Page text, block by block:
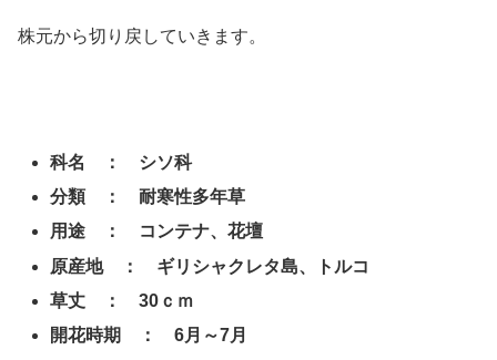
株元から切り戻していきます。
科名 ： シソ科
分類 ： 耐寒性多年草
用途 ： コンテナ、花壇
原産地 ： ギリシャクレタ島、トルコ
草丈 ： 30ｃｍ
開花時期 ： 6月～7月